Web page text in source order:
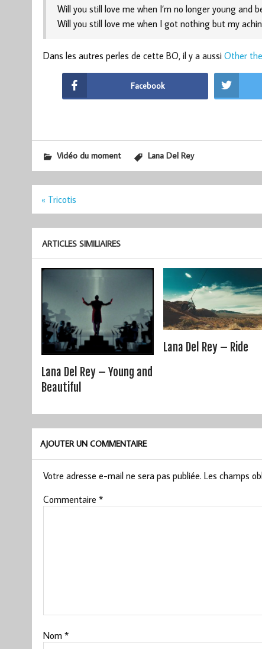
Will you still love me when I’m no longer young and
Will you still love me when I got nothing but my
Dans les autres perles de cette BO, il y a aussi Other
Facebook
Vidéo du moment Lana Del Rey
Navigation
« Tricotis
ARTICLES SIMILIAIRES
Lana Del Rey – Young and
Beautiful
Lana Del Rey – Ride
AJOUTER UN COMMENTAIRE
Votre adresse e-mail ne sera pas publiée. Les champs
Commentaire *
Nom *